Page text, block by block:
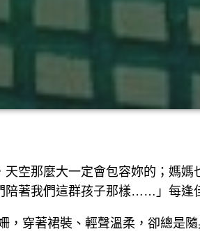
天空那麼大一定會包容妳的；媽
著我們這群孩子那樣……」每逢
，穿著裙裝、輕聲溫柔，卻總是